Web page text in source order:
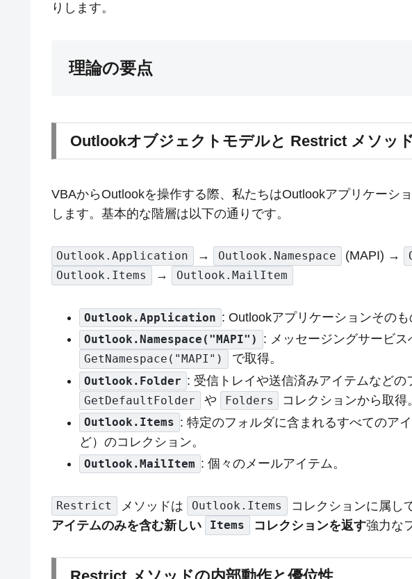
りします。
理論の要点
Outlookオブジェクトモデルと Restrict メソッ
VBAからOutlookを操作する際、私たちはOutlookアプリケーシ
します。基本的な階層は以下の通りです。
Outlook.Application → Outlook.Namespace (MAPI) →
Outlook.Items → Outlook.MailItem
Outlook.Application : Outlookアプリケーションそのも
Outlook.Namespace("MAPI") : メッセージングサービス
GetNamespace("MAPI") で取得。
Outlook.Folder : 受信トレイや送信済みアイテムなどの
GetDefaultFolder や Folders コレクションから取得
Outlook.Items : 特定のフォルダに含まれるすべてのア
ど）のコレクション。
Outlook.MailItem : 個々のメールアイテム。
Restrict メソッドは Outlook.Items コレクションに属し
アイテムのみを含む新しい
Items コレクションを返す強力な